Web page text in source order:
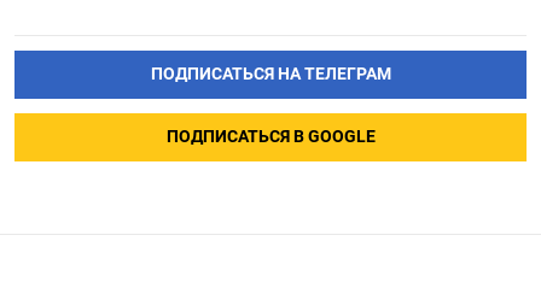
ПОДПИСАТЬСЯ НА ТЕЛЕГРАМ
ПОДПИСАТЬСЯ В GOOGLE